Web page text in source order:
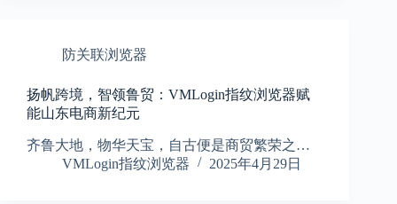
防关联浏览器
扬帆跨境，智领鲁贸：VMLogin指纹浏览器赋
能山东电商新纪元
齐鲁大地，物华天宝，自古便是商贸繁荣之…
VMLogin指纹浏览器
2025年4月29日